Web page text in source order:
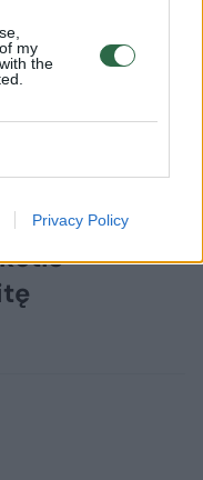
my
the
Privacy Policy